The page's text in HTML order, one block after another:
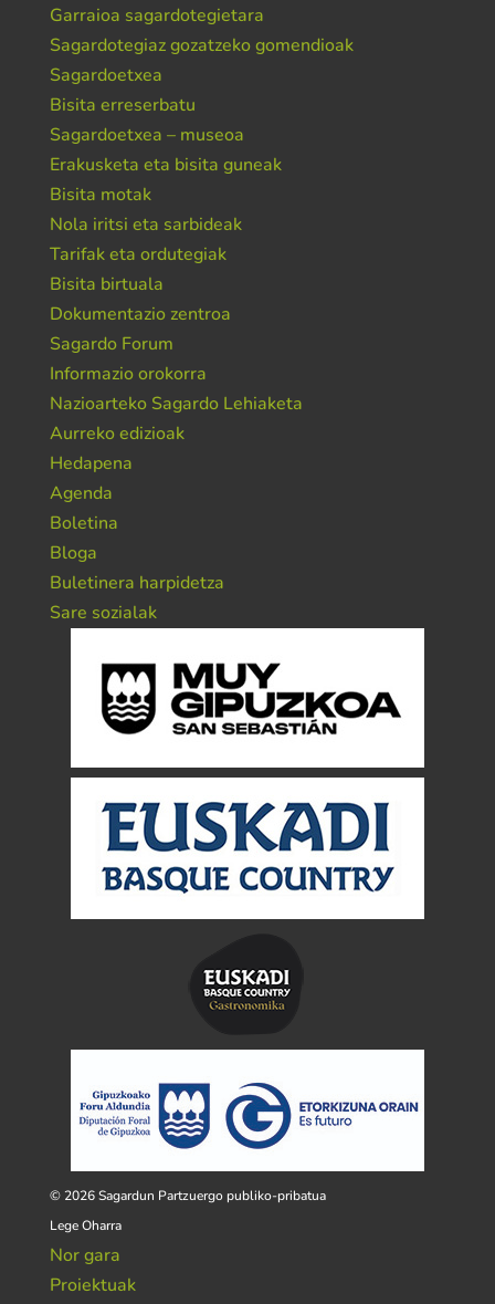
Garraioa sagardotegietara
Sagardotegiaz gozatzeko gomendioak
Sagardoetxea
Bisita erreserbatu
Sagardoetxea – museoa
Erakusketa eta bisita guneak
Bisita motak
Nola iritsi eta sarbideak
Tarifak eta ordutegiak
Bisita birtuala
Dokumentazio zentroa
Sagardo Forum
Informazio orokorra
Nazioarteko Sagardo Lehiaketa
Aurreko edizioak
Hedapena
Agenda
Boletina
Bloga
Buletinera harpidetza
Sare sozialak
© 2026 Sagardun Partzuergo publiko-pribatua
Lege Oharra
Nor gara
Proiektuak